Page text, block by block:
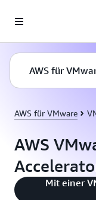
Überspringen zum
AWS für
AWS für VMware
AWS
Mit einer